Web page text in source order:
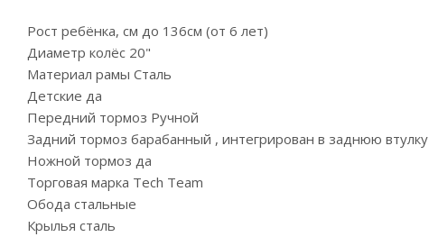
Рост ребёнка, см до 136см (от 6 лет)
Диаметр колёс 20"
Материал рамы Сталь
Детские да
Передний тормоз Ручной
Задний тормоз барабанный , интегрирован в заднюю втулку
Ножной тормоз да
Торговая марка Tech Team
Обода стальные
Крылья сталь